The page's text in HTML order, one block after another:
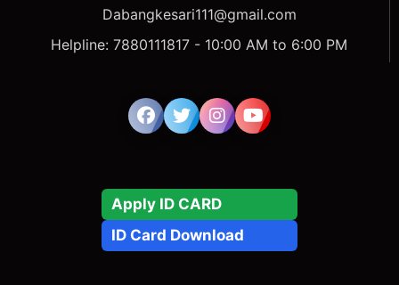
Dabangkesari111@gmail.com
Helpline: 7880111817 - 10:00 AM to 6:00 PM
Apply ID CARD
ID Card Download